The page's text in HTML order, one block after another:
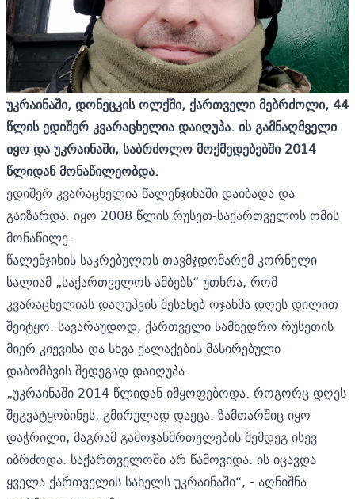
უკრაინაში, დონეცკის ოლქში, ქართველი მებრძოლი, 44
წლის ედიშერ კვარაცხელია დაიღუპა. ის გამნაღმველი
იყო და უკრაინაში, საბრძოლო მოქმედებებში 2014
წლიდან მონაწილეობდა.
ედიშერ კვარაცხელია წალენჯიხაში დაიბადა და
გაიზარდა. იყო 2008 წლის რუსეთ-საქართველოს ომის
მონაწილე.
წალენჯიხის საკრებულოს თავმჯდომარემ კორნელი
სალიამ „საქართველოს ამბებს“ უთხრა, რომ
კვარაცხელიას დაღუპვის შესახებ ოჯახმა დღეს დილით
შეიტყო. სავარაუდოდ, ქართველი სამხედრო რუსეთის
მიერ კიევისა და სხვა ქალაქების მასირებული
დაბომბვის შედეგად დაიღუპა.
„უკრაინაში 2014 წლიდან იმყოფებოდა. როგორც დღეს
შეგვატყობინეს, გმირულად დაეცა. ზამთარშიც იყო
დაჭრილი, მაგრამ გამოჯანმრთელების შემდეგ ისევ
იბრძოდა. საქართველოში არ წამოვიდა. ის იცავდა
ყველა ქართველის სახელს უკრაინაში“, - აღნიშნა